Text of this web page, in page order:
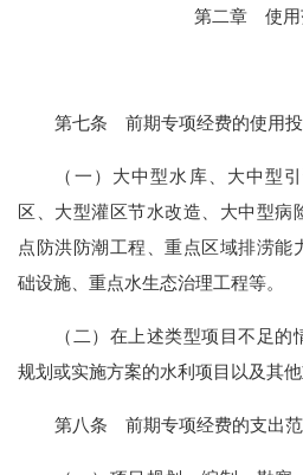
第二章 使
第七条 前期专项经费的使用
（一）大中型水库、大中型
区、大型灌区节水改造、大中型病
点防洪防潮工程、重点区域排涝能
础设施、重点水生态治理工程等。
（二）在上述类型项目不足的
规划或实施方案的水利项目 以 及其
第八条 前期专项经费的支出范